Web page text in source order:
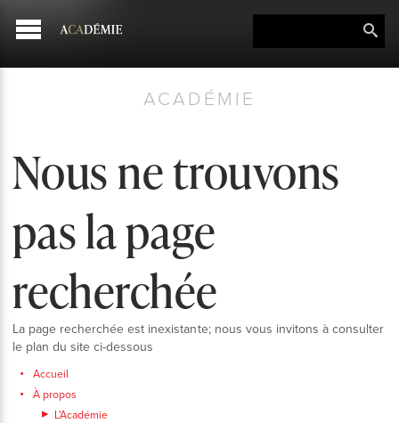
ACADÉMIE
Nous ne trouvons
pas la page
recherchée
La page recherchée est inexistante; nous vous invitons à consulter
le plan du site ci-dessous
Accueil
À propos
L'Académie